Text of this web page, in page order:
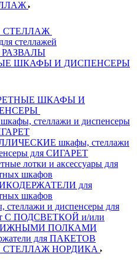
СТЕЛЛАЖ
стеллажей
ШКАФЫ И ДИСПЕНСЕРЫ
ШКАФЫ И
стеллажи и диспенсеры
шкафы, стеллажи
для СИГАРЕТ
лотки и аксессуары для
шкафов
для
шкафов
и диспенсеры для
С ПОДСВЕТКОЙ и/или
ПОЛКАМИ
для ПАКЕТОВ
СТЕЛЛАЖ НОРДИКА